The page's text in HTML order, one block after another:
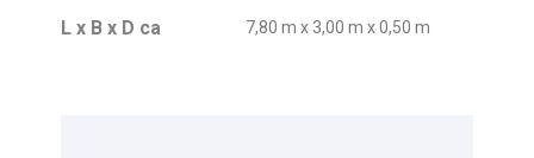
L x B x D ca 7,80 m x 3,00 m x 0,50 m